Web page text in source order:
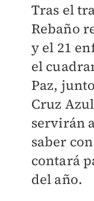
Tras el
Rebaño
y el 21
el
Paz,
Cruz
servirán
saber
contará
del año.